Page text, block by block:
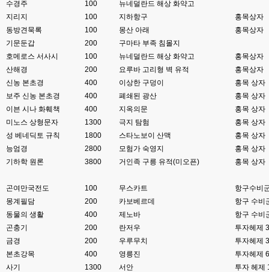
수경주
100
뉴네덜란드 해상 화약고
지리지
100 지하항구
홍목상자
동방견묵록
100 몽산 아래
홍목상자
기문둔갑
200
구마타 부족 침몰지
호메로스 서사시
100 뉴네덜란드 해상 화약고
홍목상자
산해경
200 요루바 고리형 벽 유적
홍목상자
신농 본초경
400 이상한 구덩이
홍목 상자
보주 신농 본초경
400 폐쇄된 광산
홍목 상자
이븐 시나 화훼책
400 지옥의문
홍목 상자
미노스 상형문자
1300 극지 탐험
홍목 상자
성 베네딕토 규칙
1800 스타노보이 산맥
홍목 상자
능엄경
2800 모험가 숙영지
홍목 상자
기하학 원론
3800 거인족 구릉 유적(미오픈) 홍목 상자
곤여만국전도 100 무스카트
항구수비
몽계필담
200 카보베르데
항구 수비
동물의 생활
400 제노바
항구 수비
곤충기
200 란저우
투자헤제
금경
200 우루무치
투자헤제
본초강목
400 영릉진
투자헤제
사기
1300 서안
투자 헤제
고게임77
이거 아직 xe1인가용
네
esils 00:06
이쪽 사이트는 웹호스팅 php5.5버전쪽 ,,
고게임77
라이믹스나 xe1이나 똑같은거같은데용 ㅎ-ㅎ;;; 중요한 데이트가있으면 옴기
기 골치 아프긴 한데 전 갈아업고 넘어가서
고게임77 00:06
아 ~~~
다른쪽에는 php8.4호스팅.
esils 00:07
라이믹스가 가볍긴한데 기능이라던지 좀 빠진부분도많고 안되는부분도많고
해서
고게임77 00:07
맞아요...